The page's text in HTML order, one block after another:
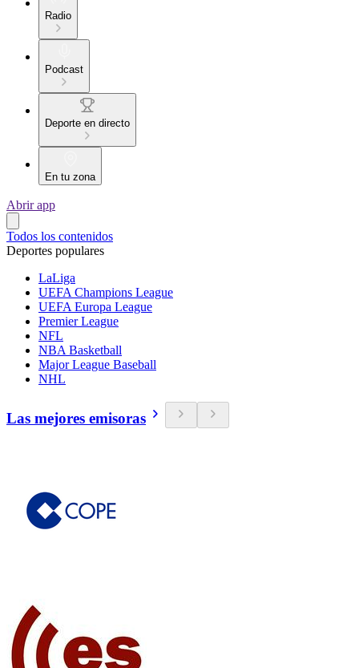
Radio
Podcast
Deporte en directo
En tu zona
Abrir app
Todos los contenidos
Deportes populares
LaLiga
UEFA Champions League
UEFA Europa League
Premier League
NFL
NBA Basketball
Major League Baseball
NHL
Las mejores emisoras